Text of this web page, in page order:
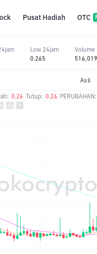
Pusat Hadiah OTC
Asli
0.26 Tutup: 0.26 PERUBAHAN:
Low 24jam
0.265
Volume